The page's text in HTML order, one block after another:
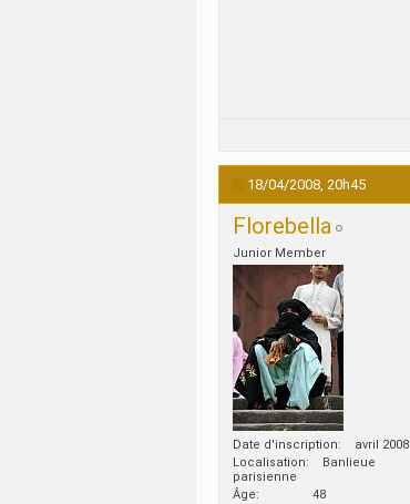
18/04/2008, 20h45
Florebella
Junior Member
Date d'inscription
avril 2008
Localisation
Banlieue
parisienne
Âge
48